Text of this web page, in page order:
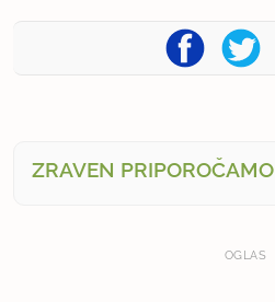
ZRAVEN PRIPOROČAMO
OGLAS